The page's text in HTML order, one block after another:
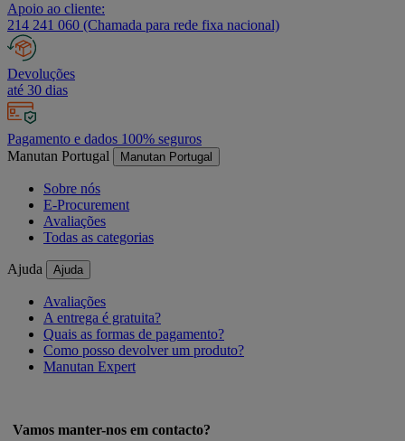
Apoio ao cliente:
214 241 060 (Chamada para rede fixa nacional)
Devoluções
até 30 dias
Pagamento e dados 100% seguros
Manutan Portugal
Manutan Portugal
Sobre nós
E-Procurement
Avaliações
Todas as categorias
Ajuda Ajuda
Avaliações
A entrega é gratuita?
Quais as formas de pagamento?
Como posso devolver um produto?
Manutan Expert
Vamos manter-nos em contacto?